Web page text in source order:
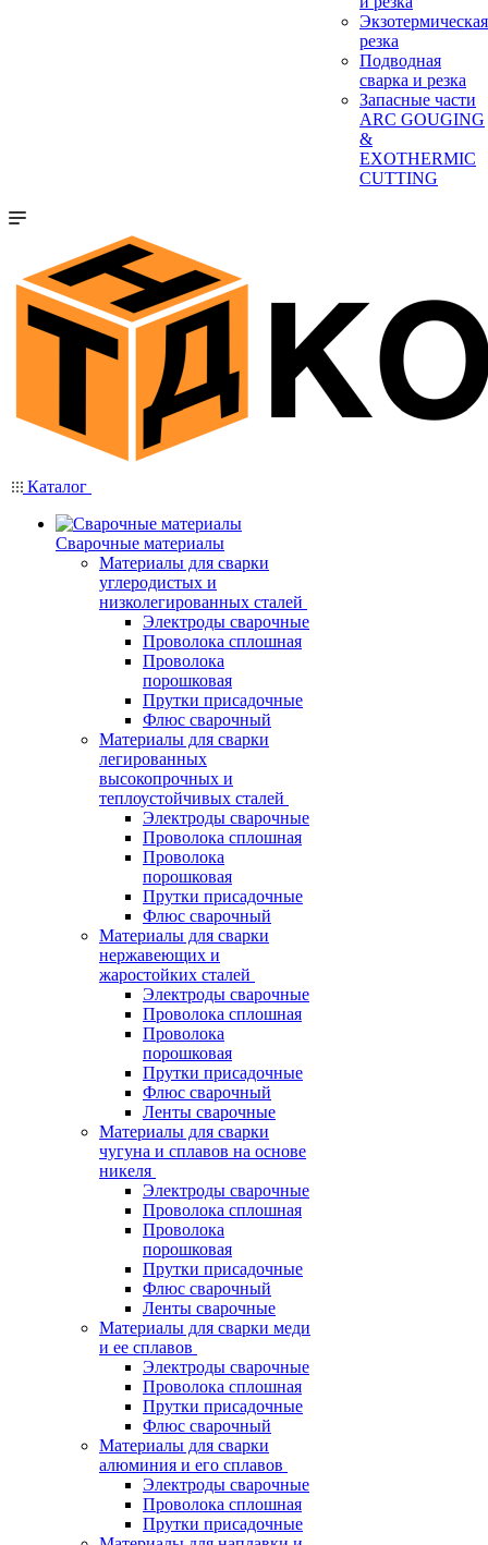
Экзотермическая
резка
Подводная
сварка и резка
Запасные части
ARC GOUGING
&
EXOTHERMIC
CUTTING
Каталог
Сварочные материалы
Материалы для сварки
углеродистых и
низколегированных сталей
Электроды сварочные
Проволока сплошная
Проволока
порошковая
Прутки присадочные
Флюс сварочный
Материалы для сварки
легированных
высокопрочных и
теплоустойчивых сталей
Электроды сварочные
Проволока сплошная
Проволока
порошковая
Прутки присадочные
Флюс сварочный
Материалы для сварки
нержавеющих и
жаростойких сталей
Электроды сварочные
Проволока сплошная
Проволока
порошковая
Прутки присадочные
Флюс сварочный
Ленты сварочные
Материалы для сварки
чугуна и сплавов на основе
никеля
Электроды сварочные
Проволока сплошная
Проволока
порошковая
Прутки присадочные
Флюс сварочный
Ленты сварочные
Материалы для сварки меди
и ее сплавов
Электроды сварочные
Проволока сплошная
Прутки присадочные
Флюс сварочный
Материалы для сварки
алюминия и его сплавов
Электроды сварочные
Проволока сплошная
Прутки присадочные